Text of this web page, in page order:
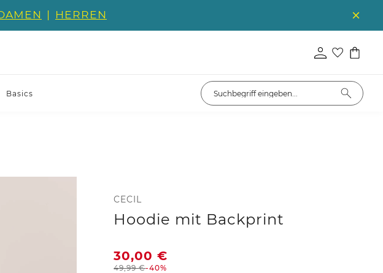
| HERREN
Basics
CECIL
Hoodie mit Backprint
30,00€
49,99€-40%